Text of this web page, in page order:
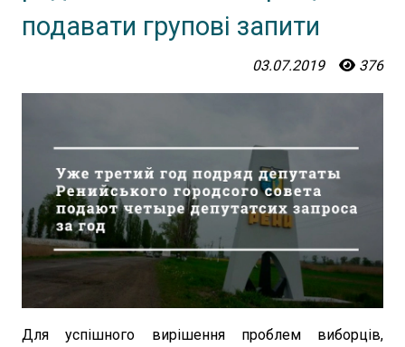
подавати групові запити
03.07.2019 376
Для успішного вирішення проблем виборців,